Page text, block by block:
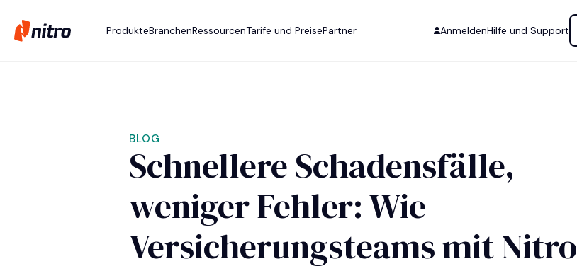
ProdukteBranchenRessourcenTarife und PreisePartner AnmeldenHilfe und Support
BLOG
Schnellere Schadensfälle,
weniger Fehler: Wie
Versicherungsteams mit Nitro